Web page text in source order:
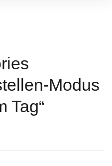
Modus
Tag“